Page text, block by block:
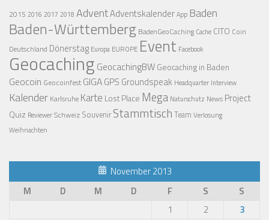
2015 2016 2017 2018 AdventAdventskalenderApp Baden
Baden-Württemberg BadenGeoCaching Cache CITO Coin
Deutschland Dönerstag Europa EUROPE Event Facebook
Geocaching GeocachingBW Geocaching in Baden
Geocoin Geocoinfest GIGAGPS Groundspeak Headquarter Interview
Kalender Karlsruhe Karte Lost Place Mega Naturschutz News Project
Quiz ReviewerSchweiz Souvenir Stammtisch Team Verlosung
Weihnachten
November 2013
M
D M D F S
S
1
2
3